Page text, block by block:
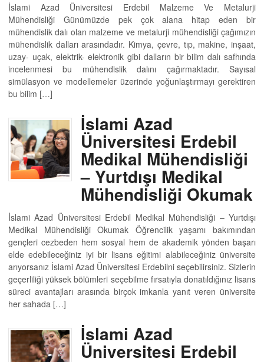
İslami Azad Üniversitesi Erdebil Malzeme Ve Metalurji
Mühendisliği Günümüzde pek çok alana hitap eden bir
mühendislik dalı olan malzeme ve metalurji mühendisliği çağımızın
mühendislik dalları arasındadır. Kimya, çevre, tıp, makine, inşaat,
uzay- uçak, elektrik- elektronik gibi dalların bir bilim dalı safhında
incelenmesi bu mühendislik dalını çağırmaktadır. Sayısal
simülasyon ve modellemeler üzerinde yoğunlaştırmayı gerektiren
bu bilim […]
İslami Azad
Üniversitesi Erdebil
Medikal Mühendisliği
– Yurtdışı Medikal
Mühendisliği Okumak
İslami Azad Üniversitesi Erdebil Medikal Mühendisliği – Yurtdışı
Medikal Mühendisliği Okumak Öğrencilik yaşamı bakımından
gençleri cezbeden hem sosyal hem de akademik yönden başarı
elde edebileceğiniz iyi bir lisans eğitimi alabileceğiniz üniversite
arıyorsanız İslami Azad Üniversitesi Erdebilni seçebilirsiniz. Sizlerin
geçerliliği yüksek bölümleri seçebilme fırsatıyla donatıldığınız lisans
süreci avantajları arasında birçok imkanla yanıt veren üniversite
her sahada […]
İslami Azad
Üniversitesi Erdebil